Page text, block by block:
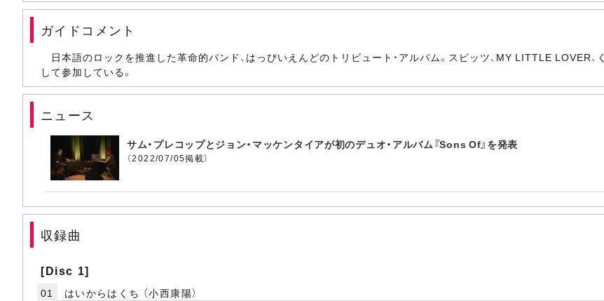
ガイドコメント
日本語のロックを推進した革命的バンド、はっぴいえんどのトリビュート・アルバム。スピッツ、MY LITTLE LOVER
して参加している。
ニュース
サム・プレコップとジョン・マッケンタイアが初のデュオ・アルバム『Sons Of』を発表
（2022/07/05掲載）
収録曲
[Disc 1]
01
はいからはくち （小西康陽）